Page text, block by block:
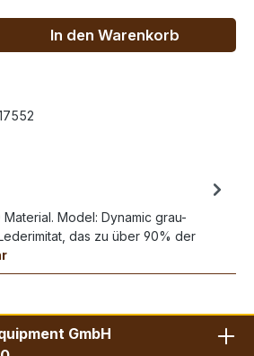
In den Warenkorb
Material. Model: Dynamic grau-
das zu über 90% der
GmbH